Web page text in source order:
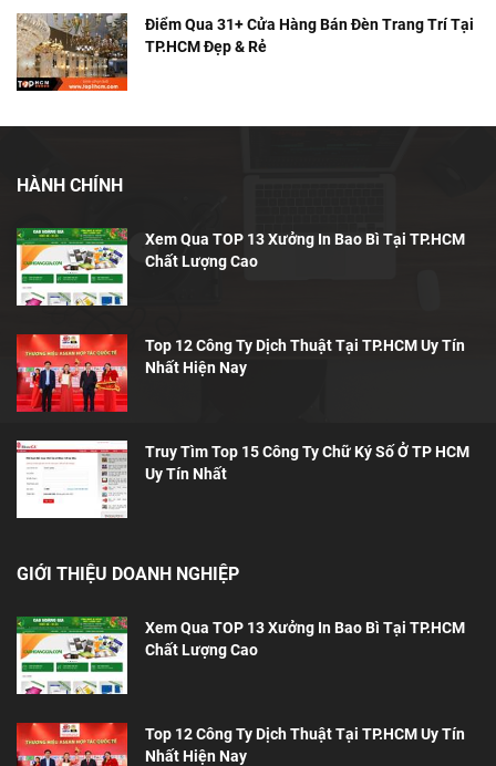
Điểm Qua 31+ Cửa Hàng Bán Đèn Trang Trí Tại
TP.HCM Đẹp & Rẻ
HÀNH CHÍNH
Xem Qua TOP 13 Xưởng In Bao Bì Tại TP.HCM
Chất Lượng Cao
Top 12 Công Ty Dịch Thuật Tại TP.HCM Uy Tín
Nhất Hiện Nay
Truy Tìm Top 15 Công Ty Chữ Ký Số Ở TP HCM
Uy Tín Nhất
GIỚI THIỆU DOANH NGHIỆP
Xem Qua TOP 13 Xưởng In Bao Bì Tại TP.HCM
Chất Lượng Cao
Top 12 Công Ty Dịch Thuật Tại TP.HCM Uy Tín
Nhất Hiện Nay